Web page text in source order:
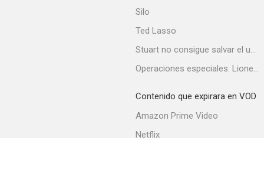
Silo
Ted Lasso
Stuart no consigue salvar el universo
Operaciones especiales: Lioness
Contenido que expirara en VOD
Amazon Prime Video
Netflix